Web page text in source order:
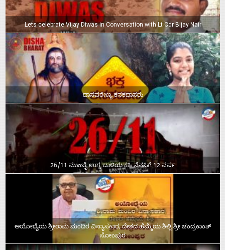
Lets celebrate Vijay Diwas in Conversation with Lt Cdr Bijay Nair
ದಾಸವರೇಣ್ಯ ಕನಕದಾಸರು
26/11 ಮುಂಬೈ ಉಗ್ರ ದಾಳಿಯ ಕಹಿ ನೆನಪಿಗೆ 12 ವರ್ಷ
ಅಯೋಧ್ಯೆಯ ಶ್ರೀರಾಮ ಮಂದಿರ ವಿನ್ಯಾಸಕಾರ, ದೇಶದ ಹೆಮ್ಮೆಯ ಶಿಲ್ಪಿ ಶ್ರೀ ಚಂದ್ರಕಾಂತ್‌
ಸೋಂಪುರ